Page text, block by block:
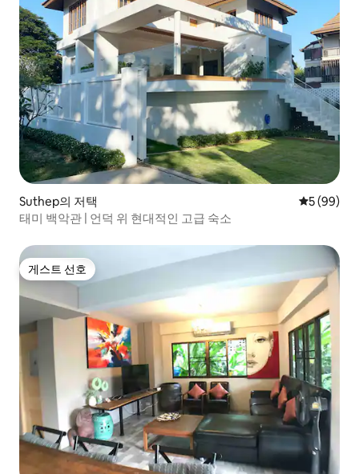
Suthep의 저택 평점 5점(5
5 (99)
태미 백악관 | 언덕 위 현대적인 고급 숙소
게스트 선호
게스트 선호